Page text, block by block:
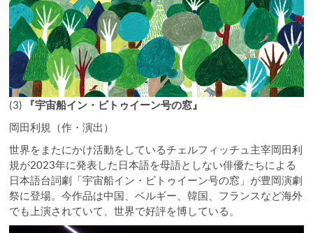
(3)
『宇宙船イン・ビトゥイーン号の窓』
岡田利規（作・演出）
世界をまたにかけ活動をしているチェルフィッチュ主宰岡田利
規が2023年に発表した日本語を母語としない俳優たちによる
日本語台詞劇「宇宙船イン・ビトゥイーン号の窓」が豊岡演劇
祭に登場。今作品は中国、ベルギー、韓国、フランスなど海外
でも上演されていて、世界で好評を博している。